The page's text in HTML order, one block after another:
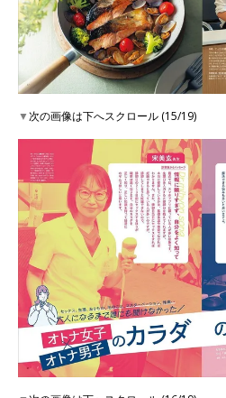
▼次の画像は下へスクロール (15/19)